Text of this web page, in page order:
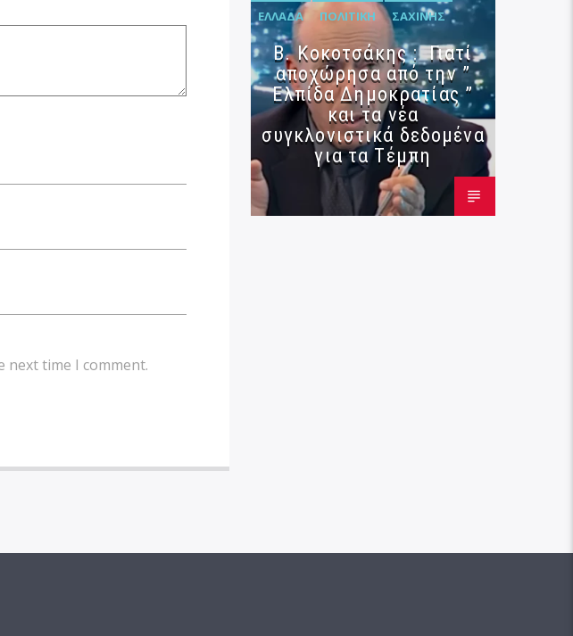
next time I comment.
ΕΛΛΆΔΑ ΠΟΛΙΤΙΚΉ ΣΑΧΊΝΗΣ
Β. Κοκοτσάκης : Γιατί
αποχώρησα από την ”
Ελπίδα Δημοκρατίας ”
και τα νέα
συγκλονιστικά δεδομένα
για τα Τέμπη